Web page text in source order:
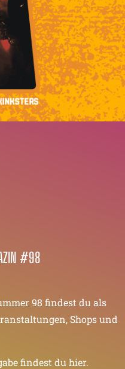
#98
98 findest du als
Shops und
findest du hier.